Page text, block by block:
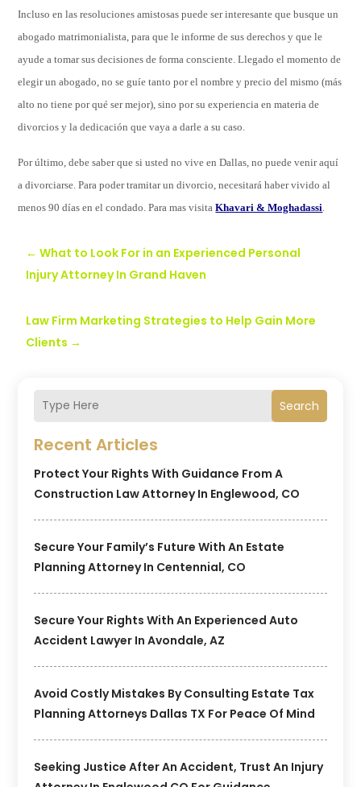
Search
Recent Articles
Protect Your Rights With Guidance From A
Construction Law Attorney In Englewood, CO
Secure Your Family’s Future With An Estate
Planning Attorney In Centennial, CO
Secure Your Rights With An Experienced Auto
Accident Lawyer In Avondale, AZ
Avoid Costly Mistakes By Consulting Estate Tax
Planning Attorneys Dallas TX For Peace Of Mind
Seeking Justice After An Accident, Trust An Injury
Incluso en las resoluciones amistosas puede ser interesante que busque un
abogado matrimonialista, para que le informe de sus derechos y que le
ayude a tomar sus decisiones de forma consciente. Llegado el momento de
elegir un abogado, no se guíe tanto por el nombre y precio del mismo (más
alto no tiene por qué ser mejor), sino por su experiencia en materia de
divorcios y la dedicación que vaya a darle a su caso.
Por último, debe saber que si usted no vive en Dallas, no puede venir aquí
a divorciarse. Para poder tramitar un divorcio, necesitará haber vivido al
menos 90 días en el condado.Para mas visitaKhavari & Moghadassi
←What to Look For in an Experienced Personal
Injury Attorney In Grand Haven
Law Firm Marketing Strategies to Help Gain More
Clients →